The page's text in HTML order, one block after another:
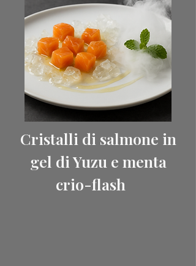
Cristalli di salmone in
gel di Yuzu e menta
crio-flash